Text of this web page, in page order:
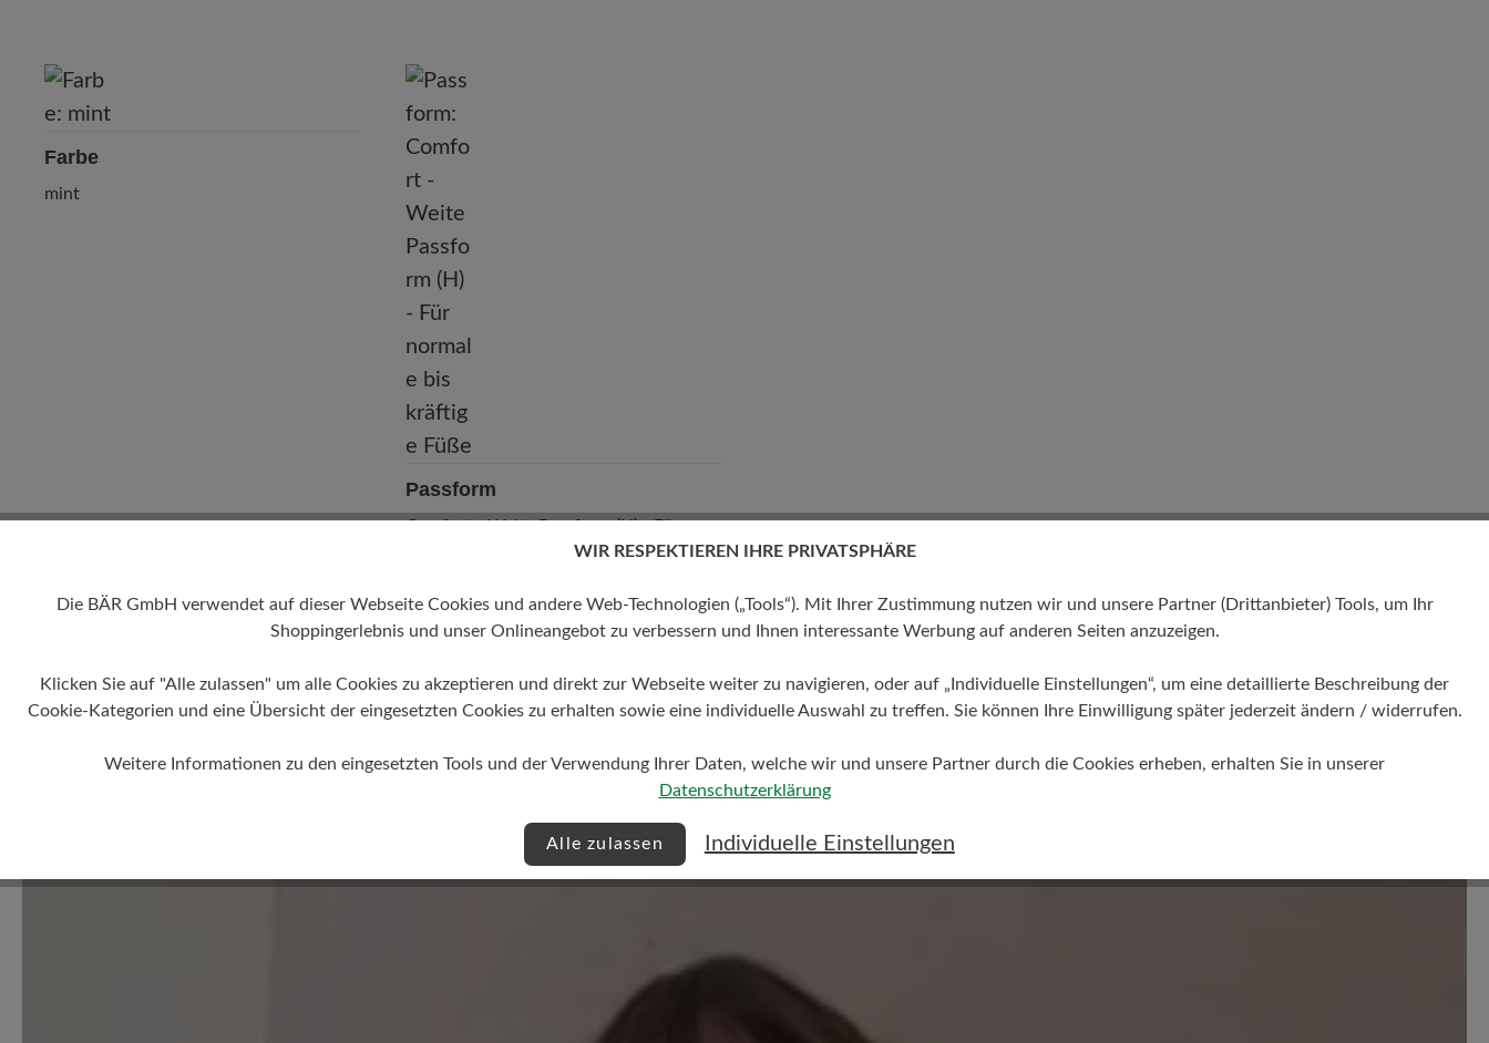
Farbe
mint
Passform
Comfort - Weite Passform (H) - Für
normale bis kräftige Füße
Bewertungen lesen
0 von 0 Bewertungen
Durchschnittliche Bewertung von 0 von 5 Sternen
Teilen Sie Ihre Erfahrungen mit anderen
WIR RESPEKTIEREN IHRE PRIVATSPHÄRE
Die BÄR GmbH verwendet auf dieser Webseite Cookies und andere Web-Technologien („Tools“). Mit Ihrer Zustimmung nutzen wir und unsere Partner (Drittanbieter) Tools, um Ihr
Shoppingerlebnis und unser Onlineangebot zu verbessern und Ihnen interessante Werbung auf anderen Seiten anzuzeigen.
Klicken Sie auf "Alle zulassen" um alle Cookies zu akzeptieren und direkt zur Webseite weiter zu navigieren, oder auf „Individuelle Einstellungen“, um eine detaillierte Beschreibung der
Cookie-Kategorien und eine Übersicht der eingesetzten Cookies zu erhalten sowie eine individuelle Auswahl zu treffen. Sie können Ihre Einwilligung später jederzeit ändern / widerrufen.
Weitere Informationen zu den eingesetzten Tools und der Verwendung Ihrer Daten, welche wir und unsere Partner durch die Cookies erheben, erhalten Sie in unserer
Datenschutzerklärung
Alle zulassen Individuelle Einstellungen